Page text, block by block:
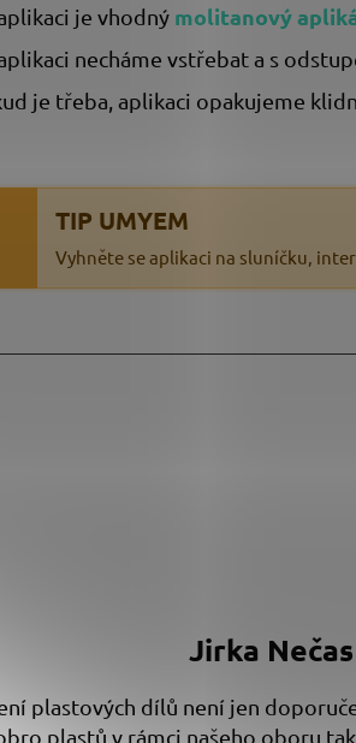
je vhodný molitanový
necháme vstřebat a s
je třeba, aplikaci opakujeme
TIP UMYEM
Vyhněte se aplikaci na sluníčku,
Jirka Nečas
plastových dílů není jen
plastů v rámci našeho oboru